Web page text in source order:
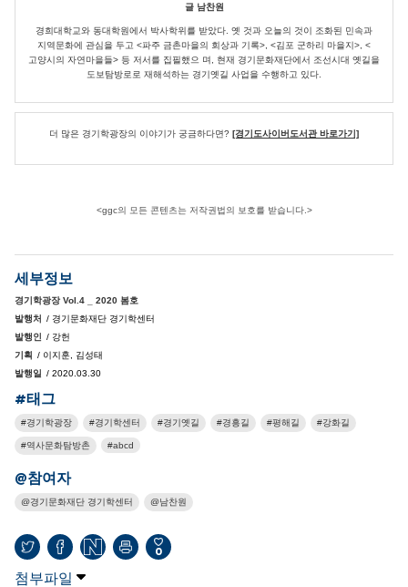
글 남찬원
경희대학교와 동대학원에서 박사학위를 받았다. 옛 것과 오늘의 것이 조화된 민속과
지역문화에 관심을 두고 <파주 금촌마을의 회상과 기록>, <김포 군하리 마을지>, <
고양시의 자연마을들> 등 저서를 집필했으 며, 현재 경기문화재단에서 조선시대 옛길을
도보탐방로로 재해석하는 경기옛길 사업을 수행하고 있다.
더 많은 경기학광장의 이야기가 궁금하다면? [경기도사이버도서관 바로가기]
<ggc의 모든 콘텐츠는 저작권법의 보호를 받습니다.>
세부정보
경기학광장 Vol.4 _ 2020 봄호
발행처
/ 경기문화재단 경기학센터
발행인
/ 강헌
기획 / 이지훈, 김성태
발행일
/ 2020.03.30
#태그
경기학광장 경기학센터 경기옛길 경흥길 평해길 강화길
역사문화탐방촌 abcd
@참여자
경기문화재단 경기학센터 남찬원
0
첨부파일